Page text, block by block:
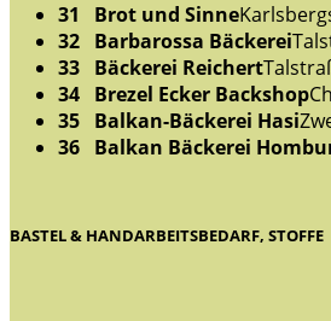
31 Brot und Sinne
32 Barbarossa Bäckerei
33 Bäckerei Reichert
34 Brezel Ecker Backshop
35 Balkan-Bäckerei Hasi
36 Balkan Bäckerei
BASTEL & HANDARBEITSBEDARF, STOFFE